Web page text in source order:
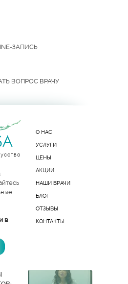
ЗАПИСЬ
ВОПРОС ВРАЧУ
в
О НАС
УСЛУГИ
ЦЕНЫ
АКЦИИ
НАШИ ВРАЧИ
БЛОГ
ОТЗЫВЫ
КОНТАКТЫ